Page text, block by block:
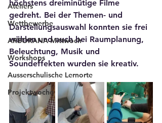
Ateliers
Wettbewerbe
ARBORANA-Mittwoch
Workshops
Ausserschulische Lernorte
Projektwoche
höchstens dreiminütige Filme
gedreht. Bei der Themen- und
Darstellungsauswahl konnten sie frei
wählen und auch bei Raumplanung,
Beleuchtung, Musik und
Soundeffekten wurden sie kreativ.